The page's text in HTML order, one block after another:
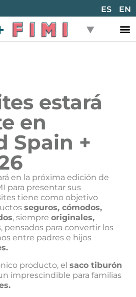
ES EN
estará
en
Spain +
en la próxima edición de
para presentar sus
tiene como objetivo
seguros, cómodos,
, siempre originales,
, pensados para convertir los
entre padres e hijos
.
producto, el saco tiburón
imprescindible para familias
.